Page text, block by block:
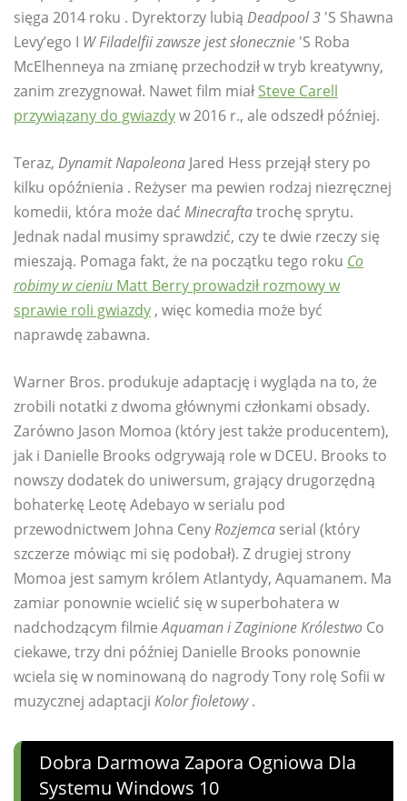
sięga 2014 roku . Dyrektorzy lubią Deadpool 3 'S Shawna
Levy’ego I W Filadelfii zawsze jest słonecznie 'S Roba
McElhenneya na zmianę przechodził w tryb kreatywny,
zanim zrezygnował. Nawet film miał Steve Carell
przywiązany do gwiazdyw 2016 r., ale odszedł później.
Teraz, Dynamit Napoleona Jared Hess przejął stery po
kilku opóźnienia . Reżyser ma pewien rodzaj niezręcznej
komedii, która może dać Minecraftatrochę sprytu.
Jednak nadal musimy sprawdzić, czy te dwie rzeczy się
mieszają. Pomaga fakt, że na początku tego roku Co
robimy w cieniu Matt Berry prowadził rozmowy w
sprawie roli gwiazdy , więc komedia może być
naprawdę zabawna.
Warner Bros. produkuje adaptację i wygląda na to, że
zrobili notatki z dwoma głównymi członkami obsady.
Zarówno Jason Momoa (który jest także producentem),
jak i Danielle Brooks odgrywają role w DCEU. Brooks to
nowszy dodatek do uniwersum, grający drugorzędną
bohaterkę Leotę Adebayo w serialu pod
przewodnictwem Johna CenyRozjemca serial (który
szczerze mówiąc mi się podobał). Z drugiej strony
Momoa jest samym królem Atlantydy, Aquamanem. Ma
zamiar ponownie wcielić się w superbohatera w
nadchodzącym filmieAquaman i Zaginione Królestwo Co
ciekawe, trzy dni później Danielle Brooks ponownie
wciela się w nominowaną do nagrody Tony rolę Sofii w
muzycznej adaptacji Kolor fioletowy.
Dobra Darmowa Zapora Ogniowa Dla
Systemu Windows 10